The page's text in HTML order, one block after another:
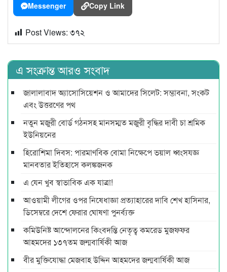
Messenger Copy Link
Post Views: ৩৭২
এ সংক্রান্ত আরও সংবাদ
জালালাবাদ অ্যাসোসিয়েশন ও আমাদের সিলেট: সম্ভাবনা, সংকট
এবং উত্তরণের পথ
নতুন মজুরী বোর্ড গঠনসহ মানসম্মত মজুরী বৃদ্ধির দাবী চা শ্রমিক
ইউনিয়নের
হিরোশিমা দিবস: পারমাণবিক বোমা নিক্ষেপে ভয়াল ধ্বংসযজ্ঞ
মানবতার ইতিহাসে কলঙ্কজনক
এ যেন খুব স্বাভাবিক এক যাত্রা!
আওয়ামী লীগের ওপর নিষেধাজ্ঞা প্রত্যাহারের দাবি শেখ হাসিনার,
ডিসেম্বরে দেশে ফেরার ঘোষণা পুনর্ব্যক্ত
কমিউনিষ্ট আন্দোলনের কিংবদন্তি নেতৃত্ব কমরেড মুজফ্ফর
আহমদের ১৩৭তম জন্মবার্ষিকী আজ
বীর মুক্তিযোদ্ধা মেজবাহ উদ্দিন আহমদের জন্মবার্ষিকী আজ